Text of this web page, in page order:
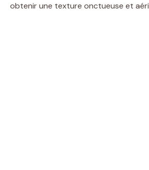
obtenir une texture onctueuse et